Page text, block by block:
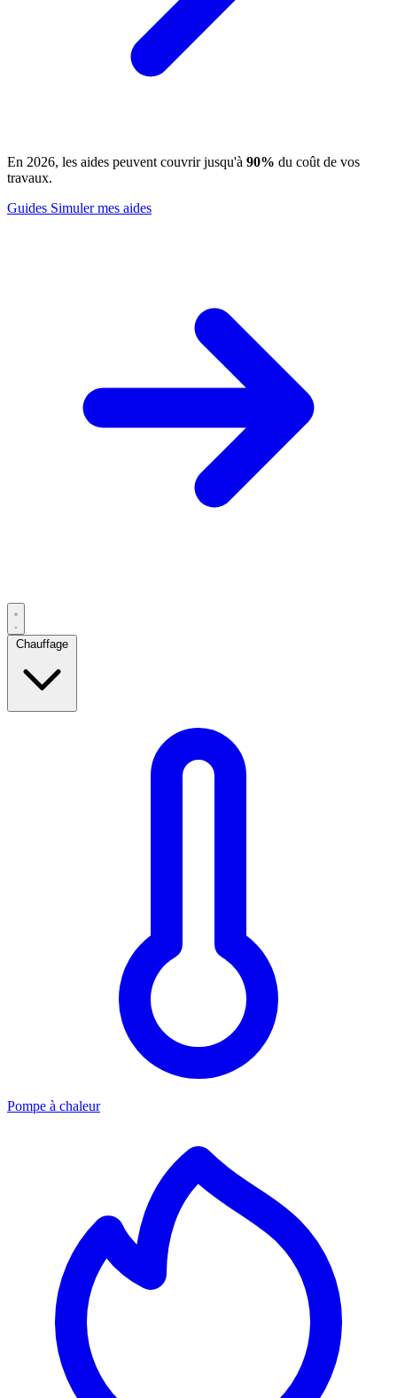
En 2026, les aides peuvent couvrir jusqu'à 90% du coût de vos
travaux.
Guides Simuler mes aides
Pompe à chaleur